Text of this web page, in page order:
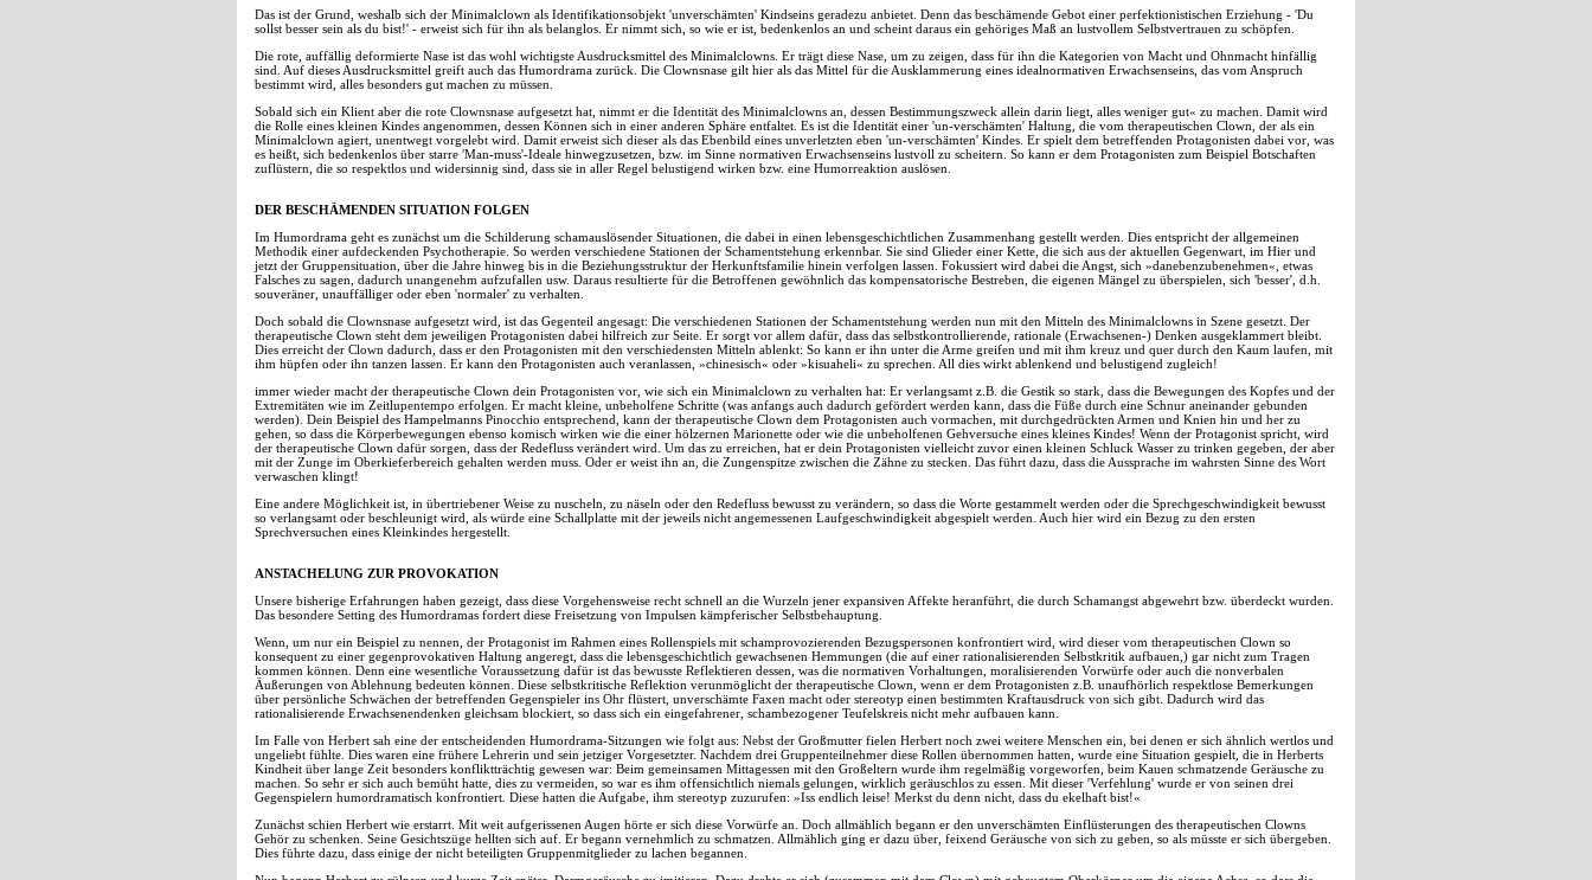
Das ist der Grund, weshalb sich der Minimalclown als Identifikationsobjekt 'unverschämten' Kindseins geradezu anbietet. Denn das beschämende Gebot einer perfektionistischen Erziehung - 'Du
sollst besser sein als du bist!' - erweist sich für ihn als belanglos. Er nimmt sich, so wie er ist, bedenkenlos an und scheint daraus ein gehöriges Maß an lustvollem Selbstvertrauen zu schöpfen.
Die rote, auffällig deformierte Nase ist das wohl wichtigste Ausdrucksmittel des Minimalclowns. Er trägt diese Nase, um zu zeigen, dass für ihn die Kategorien von Macht und Ohnmacht hinfällig
sind. Auf dieses Ausdrucksmittel greift auch das Humordrama zurück. Die Clownsnase gilt hier als das Mittel für die Ausklammerung eines idealnormativen Erwachsenseins, das vom Anspruch
bestimmt wird, alles besonders gut machen zu müssen.
Sobald sich ein Klient aber die rote Clownsnase aufgesetzt hat, nimmt er die Identität des Minimalclowns an, dessen Bestimmungszweck allein darin liegt, alles weniger gut« zu machen. Damit wird
die Rolle eines kleinen Kindes angenommen, dessen Können sich in einer anderen Sphäre entfaltet. Es ist die Identität einer 'un-verschämten' Haltung, die vom therapeutischen Clown, der als ein
Minimalclown agiert, unentwegt vorgelebt wird. Damit erweist sich dieser als das Ebenbild eines unverletzten eben 'un-verschämten' Kindes. Er spielt dem betreffenden Protagonisten dabei vor, was
es heißt, sich bedenkenlos über starre 'Man-muss'-Ideale hinwegzusetzen, bzw. im Sinne normativen Erwachsenseins lustvoll zu scheitern. So kann er dem Protagonisten zum Beispiel Botschaften
zuflüstern, die so respektlos und widersinnig sind, dass sie in aller Regel belustigend wirken bzw. eine Humorreaktion auslösen.
DER BESCHÄMENDEN SITUATION FOLGEN
Im Humordrama geht es zunächst um die Schilderung schamauslösender Situationen, die dabei in einen lebensgeschichtlichen Zusammenhang gestellt werden. Dies entspricht der allgemeinen
Methodik einer aufdeckenden Psychotherapie. So werden verschiedene Stationen der Schamentstehung erkennbar. Sie sind Glieder einer Kette, die sich aus der aktuellen Gegenwart, im Hier und
jetzt der Gruppensituation, über die Jahre hinweg bis in die Beziehungsstruktur der Herkunftsfamilie hinein verfolgen lassen. Fokussiert wird dabei die Angst, sich »danebenzubenehmen«, etwas
Falsches zu sagen, dadurch unangenehm aufzufallen usw. Daraus resultierte für die Betroffenen gewöhnlich das kompensatorische Bestreben, die eigenen Mängel zu überspielen, sich 'besser', d.h.
souveräner, unauffälliger oder eben 'normaler' zu verhalten.
Doch sobald die Clownsnase aufgesetzt wird, ist das Gegenteil angesagt: Die verschiedenen Stationen der Schamentstehung werden nun mit den Mitteln des Minimalclowns in Szene gesetzt. Der
therapeutische Clown steht dem jeweiligen Protagonisten dabei hilfreich zur Seite. Er sorgt vor allem dafür, dass das selbstkontrollierende, rationale (Erwachsenen-) Denken ausgeklammert bleibt.
Dies erreicht der Clown dadurch, dass er den Protagonisten mit den verschiedensten Mitteln ablenkt: So kann er ihn unter die Arme greifen und mit ihm kreuz und quer durch den Kaum laufen, mit
ihm hüpfen oder ihn tanzen lassen. Er kann den Protagonisten auch veranlassen, »chinesisch« oder »kisuaheli« zu sprechen. All dies wirkt ablenkend und belustigend zugleich!
immer wieder macht der therapeutische Clown dein Protagonisten vor, wie sich ein Minimalclown zu verhalten hat: Er verlangsamt z.B. die Gestik so stark, dass die Bewegungen des Kopfes und der
Extremitäten wie im Zeitlupentempo erfolgen. Er macht kleine, unbeholfene Schritte (was anfangs auch dadurch gefördert werden kann, dass die Füße durch eine Schnur aneinander gebunden
werden). Dein Beispiel des Hampelmanns Pinocchio entsprechend, kann der therapeutische Clown dem Protagonisten auch vormachen, mit durchgedrückten Armen und Knien hin und her zu
gehen, so dass die Körperbewegungen ebenso komisch wirken wie die einer hölzernen Marionette oder wie die unbeholfenen Gehversuche eines kleines Kindes! Wenn der Protagonist spricht, wird
der therapeutische Clown dafür sorgen, dass der Redefluss verändert wird. Um das zu erreichen, hat er dein Protagonisten vielleicht zuvor einen kleinen Schluck Wasser zu trinken gegeben, der aber
mit der Zunge im Oberkieferbereich gehalten werden muss. Oder er weist ihn an, die Zungenspitze zwischen die Zähne zu stecken. Das führt dazu, dass die Aussprache im wahrsten Sinne des Wort
verwaschen klingt!
Eine andere Möglichkeit ist, in übertriebener Weise zu nuscheln, zu näseln oder den Redefluss bewusst zu verändern, so dass die Worte gestammelt werden oder die Sprechgeschwindigkeit bewusst
so verlangsamt oder beschleunigt wird, als würde eine Schallplatte mit der jeweils nicht angemessenen Laufgeschwindigkeit abgespielt werden. Auch hier wird ein Bezug zu den ersten
Sprechversuchen eines Kleinkindes hergestellt.
ANSTACHELUNG ZUR PROVOKATION
Unsere bisherige Erfahrungen haben gezeigt, dass diese Vorgehensweise recht schnell an die Wurzeln jener expansiven Affekte heranführt, die durch Schamangst abgewehrt bzw. überdeckt wurden.
Das besondere Setting des Humordramas fordert diese Freisetzung von Impulsen kämpferischer Selbstbehauptung.
Wenn, um nur ein Beispiel zu nennen, der Protagonist im Rahmen eines Rollenspiels mit schamprovozierenden Bezugspersonen konfrontiert wird, wird dieser vom therapeutischen Clown so
konsequent zu einer gegenprovokativen Haltung angeregt, dass die lebensgeschichtlich gewachsenen Hemmungen (die auf einer rationalisierenden Selbstkritik aufbauen,) gar nicht zum Tragen
kommen können. Denn eine wesentliche Voraussetzung dafür ist das bewusste Reflektieren dessen, was die normativen Vorhaltungen, moralisierenden Vorwürfe oder auch die nonverbalen
Äußerungen von Ablehnung bedeuten können. Diese selbstkritische Reflektion verunmöglicht der therapeutische Clown, wenn er dem Protagonisten z.B. unaufhörlich respektlose Bemerkungen
über persönliche Schwächen der betreffenden Gegenspieler ins Ohr flüstert, unverschämte Faxen macht oder stereotyp einen bestimmten Kraftausdruck von sich gibt. Dadurch wird das
rationalisierende Erwachsenendenken gleichsam blockiert, so dass sich ein eingefahrener, schambezogener Teufelskreis nicht mehr aufbauen kann.
Im Falle von Herbert sah eine der entscheidenden Humordrama-Sitzungen wie folgt aus: Nebst der Großmutter fielen Herbert noch zwei weitere Menschen ein, bei denen er sich ähnlich wertlos und
ungeliebt fühlte. Dies waren eine frühere Lehrerin und sein jetziger Vorgesetzter. Nachdem drei Gruppenteilnehmer diese Rollen übernommen hatten, wurde eine Situation gespielt, die in Herberts
Kindheit über lange Zeit besonders konfliktträchtig gewesen war: Beim gemeinsamen Mittagessen mit den Großeltern wurde ihm regelmäßig vorgeworfen, beim Kauen schmatzende Geräusche zu
machen. So sehr er sich auch bemüht hatte, dies zu vermeiden, so war es ihm offensichtlich niemals gelungen, wirklich geräuschlos zu essen. Mit dieser 'Verfehlung' wurde er von seinen drei
Gegenspielern humordramatisch konfrontiert. Diese hatten die Aufgabe, ihm stereotyp zuzurufen: »Iss endlich leise! Merkst du denn nicht, dass du ekelhaft bist!«
Zunächst schien Herbert wie erstarrt. Mit weit aufgerissenen Augen hörte er sich diese Vorwürfe an. Doch allmählich begann er den unverschämten Einflüsterungen des therapeutischen Clowns
Gehör zu schenken. Seine Gesichtszüge hellten sich auf. Er begann vernehmlich zu schmatzen. Allmählich ging er dazu über, feixend Geräusche von sich zu geben, so als müsste er sich übergeben.
Dies führte dazu, dass einige der nicht beteiligten Gruppenmitglieder zu lachen begannen.